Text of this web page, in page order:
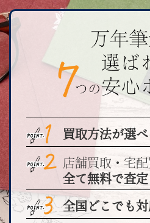
買取方法が選べ
店舗買取・宅配
全て無料で査定
全国どこでも